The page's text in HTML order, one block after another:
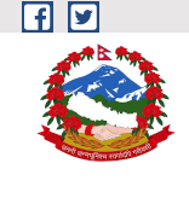
Skip to main content